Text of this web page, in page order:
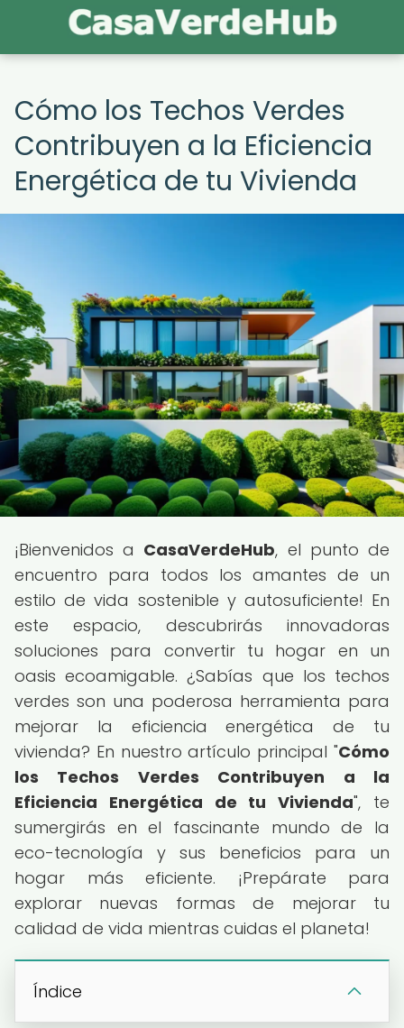
Cómo los Techos Verdes
Contribuyen a la Eficiencia
Energética de tu Vivienda
¡Bienvenidos a CasaVerdeHub, el punto de
encuentro para todos los amantes de un
estilo de vida sostenible y autosuficiente! En
este espacio, descubrirás innovadoras
soluciones para convertir tu hogar en un
oasis ecoamigable. ¿Sabías que los techos
verdes son una poderosa herramienta para
mejorar la eficiencia energética de tu
vivienda? En nuestro artículo principal "Cómo
los Techos Verdes Contribuyen a la
Eficiencia Energética de tu Vivienda", te
sumergirás en el fascinante mundo de la
eco-tecnología y sus beneficios para un
hogar más eficiente. ¡Prepárate para
explorar nuevas formas de mejorar tu
calidad de vida mientras cuidas el planeta!
Índice